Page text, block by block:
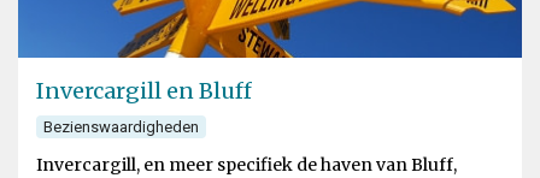
Invercargill en Bluff
Bezienswaardigheden
Invercargill, en meer specifiek de haven van Bluff,